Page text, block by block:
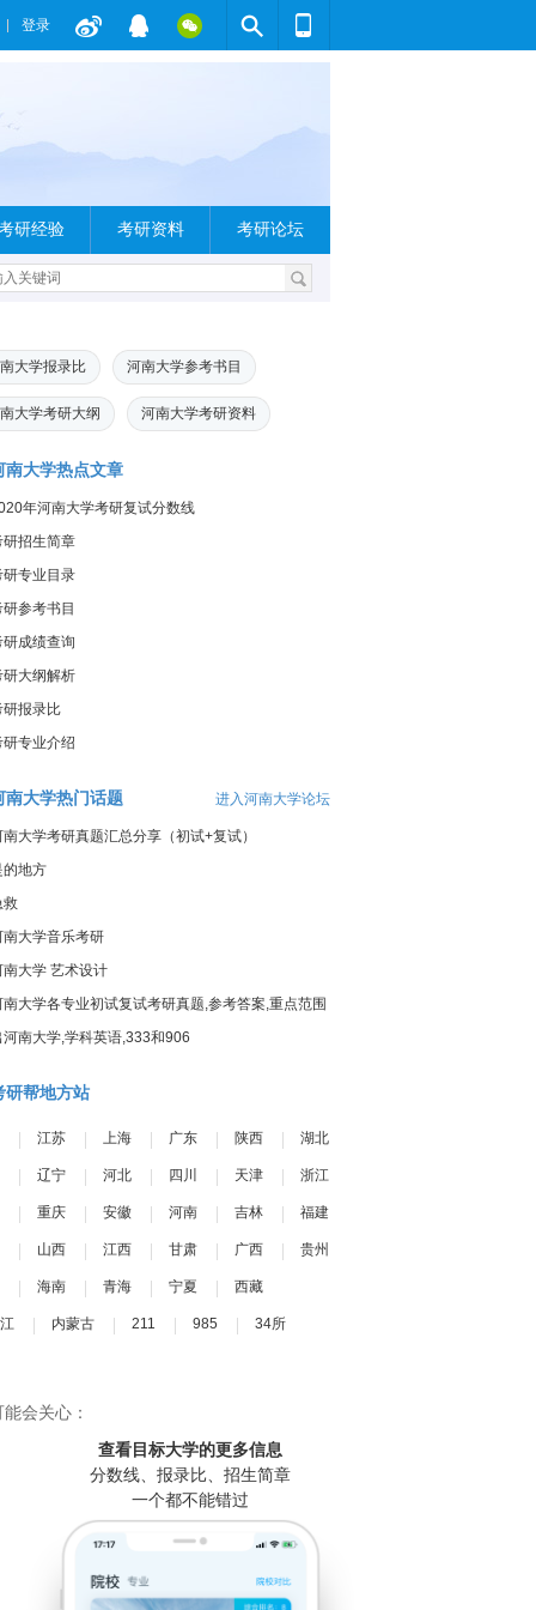
登录
研经验 考研资料 考研论坛
大学报录比 河南大学参考书目
大学考研大纲 河南大学考研资料
南大学热点文章
年河南大学考研复试分数线
研招生简章
研专业目录
研参考书目
研成绩查询
研大纲解析
研报录比
研专业介绍
南大学热门话题 进入河南大学论坛
南大学考研真题汇总分享（初试+复试）
的地方
救
南大学音乐考研
南大学 艺术设计
南大学各专业初试复试考研真题,参考答案,重点范围
河南大学,学科英语,333和906
研帮地方站
江苏 上海 广东 陕西 湖北
辽宁 河北 四川 天津 浙江
重庆 安徽 河南 吉林 福建
山西 江西 甘肃 广西 贵州
海南 青海 宁夏 西藏
内蒙古 211 985 34所
会关心：
查看目标大学的更多信息
分数线、报录比、招生简章
一个都不能错过